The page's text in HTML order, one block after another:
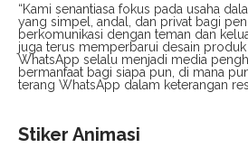
“Kami senantiasa fokus pada usaha
yang simpel, andal, dan privat bagi
berkomunikasi dengan teman dan
juga terus memperbarui desain
WhatsApp selalu menjadi media
bermanfaat bagi siapa pun, di mana
terang WhatsApp dalam keterangan
Stiker Animasi